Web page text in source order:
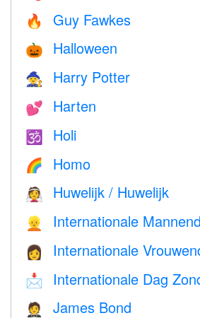
🔥 Guy Fawkes
🎃 Halloween
🧙 Harry Potter
💕 Harten
🕉 Holi
🌈 Homo
👰 Huwelijk / Huwelijk
👱 Internationale
👩 Internationale
📩 Internationale Dag
🤵 James Bond